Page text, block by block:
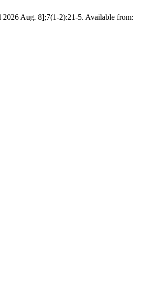
2026 Aug. 8];7(1-2):21-5. Available from: